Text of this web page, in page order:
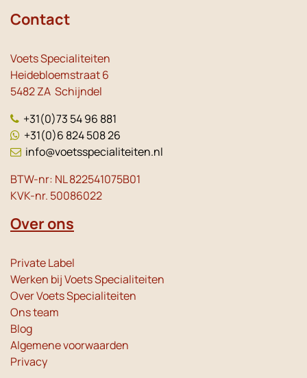
Contact
Voets Specialiteiten
Heidebloemstraat 6
5482 ZA Schijndel
+31(0)73 54 96 881
+31(0)6 824 508 26
info@voetsspecialiteiten.nl
BTW-nr: NL 822541075B01
KVK-nr. 50086022
Over ons
Private Label
Werken bij Voets Specialiteiten
Over Voets Specialiteiten
Ons team
Blog
Algemene voorwaarden
Privacy